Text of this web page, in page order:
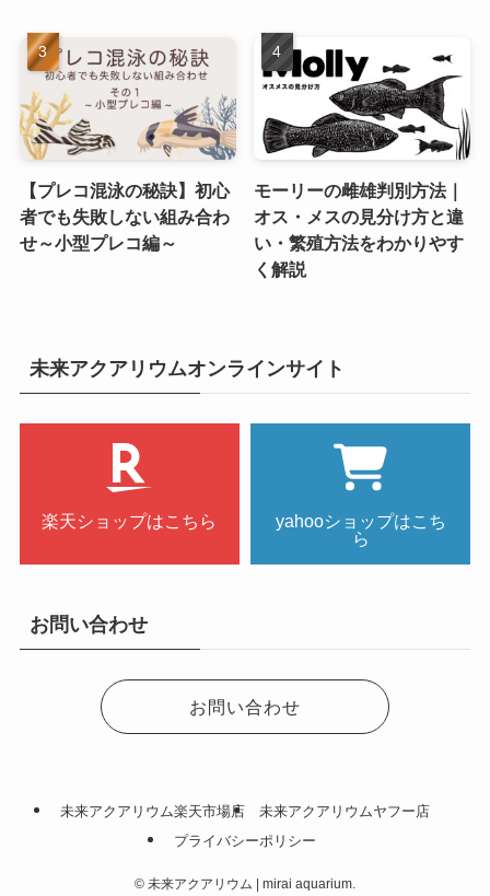
【プレコ混泳の秘訣】初心
者でも失敗しない組み合わ
せ～小型プレコ編～
モーリーの雌雄判別方法｜
オス・メスの見分け方と違
い・繁殖方法をわかりやす
く解説
未来アクアリウムオンラインサイト
楽天ショップはこちら
yahooショップはこち
ら
お問い合わせ
お問い合わせ
未来アクアリウム楽天市場店
未来アクアリウムヤフー店
プライバシーポリシー
© 未来アクアリウム | mirai aquarium.